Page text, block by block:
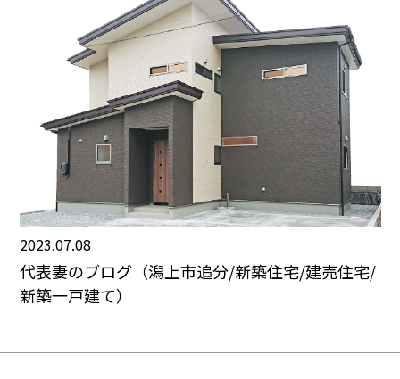
2023.07.08
代表妻のブログ（潟上市追分/新築住宅/建売住宅/
新築一戸建て）